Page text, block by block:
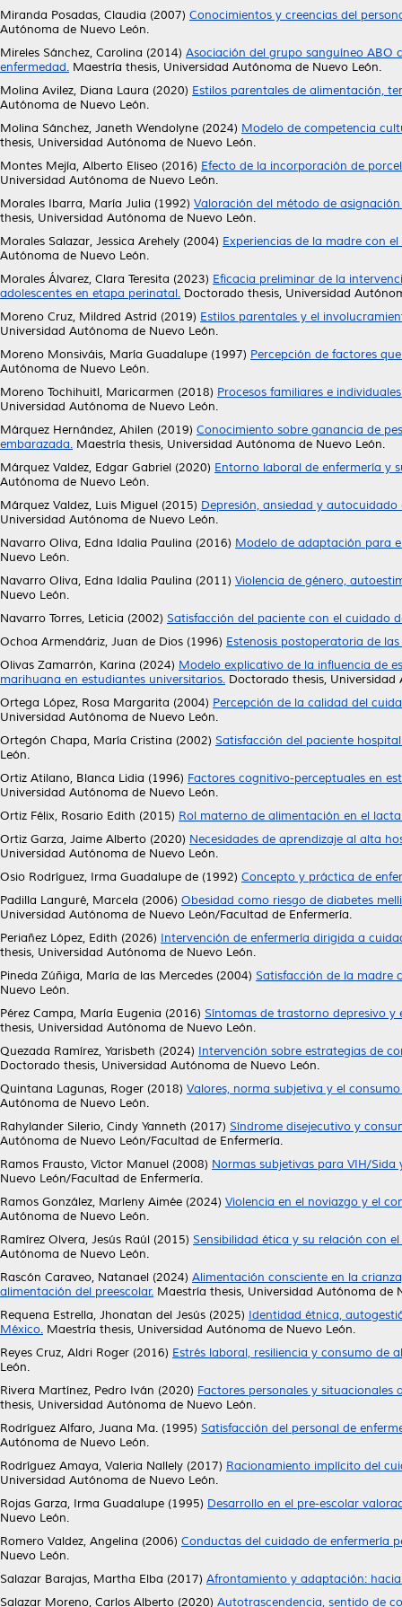
Miranda Posadas, Claudia (2007) Conocimientos y creencias del
Autónoma de Nuevo León.
Mireles Sánchez, Carolina (2014) Asociación del grupo sanguíneo ABO
enfermedad. Maestría thesis, Universidad Autónoma de Nuevo León.
Molina Avilez, Diana Laura (2020) Estilos parentales de alimentación,
Autónoma de Nuevo León.
Molina Sánchez, Janeth Wendolyne (2024) Modelo de competencia
thesis, Universidad Autónoma de Nuevo León.
Montes Mejía, Alberto Eliseo (2016) Efecto de la incorporación de
Universidad Autónoma de Nuevo León.
Morales Ibarra, María Julia (1992) Valoración del método de
thesis, Universidad Autónoma de Nuevo León.
Morales Salazar, Jessica Arehely (2004) Experiencias de la madre con
Autónoma de Nuevo León.
Morales Álvarez, Clara Teresita (2023) Eficacia preliminar de la
adolescentes en etapa perinatal. Doctorado thesis, Universidad
Moreno Cruz, Mildred Astrid (2019) Estilos parentales y el
Universidad Autónoma de Nuevo León.
Moreno Monsiváis, María Guadalupe (1997) Percepción de factores
Autónoma de Nuevo León.
Moreno Tochihuitl, Maricarmen (2018) Procesos familiares e
Universidad Autónoma de Nuevo León.
Márquez Hernández, Ahilen (2019) Conocimiento sobre ganancia de
embarazada. Maestría thesis, Universidad Autónoma de Nuevo León.
Márquez Valdez, Edgar Gabriel (2020) Entorno laboral de enfermería y
Autónoma de Nuevo León.
Márquez Valdez, Luis Miguel (2015) Depresión, ansiedad y
Universidad Autónoma de Nuevo León.
Navarro Oliva, Edna Idalia Paulina (2016) Modelo de adaptación para
Nuevo León.
Navarro Oliva, Edna Idalia Paulina (2011) Violencia de género,
Nuevo León.
Navarro Torres, Leticia (2002) Satisfacción del paciente con el cuidado
Ochoa Armendáriz, Juan de Dios (1996) Estenosis postoperatoria de
Olivas Zamarrón, Karina (2024) Modelo explicativo de la influencia de
marihuana en estudiantes universitarios. Doctorado thesis,
Ortega López, Rosa Margarita (2004) Percepción de la calidad del
Universidad Autónoma de Nuevo León.
Ortegón Chapa, María Cristina (2002) Satisfacción del paciente
León.
Ortiz Atilano, Blanca Lidia (1996) Factores cognitivo-perceptuales en
Universidad Autónoma de Nuevo León.
Ortiz Félix, Rosario Edith (2015) Rol materno de alimentación en el
Ortiz Garza, Jaime Alberto (2020) Necesidades de aprendizaje al alta
Universidad Autónoma de Nuevo León.
Osio Rodríguez, Irma Guadalupe de (1992) Concepto y práctica de
Padilla Languré, Marcela (2006) Obesidad como riesgo de diabetes
Universidad Autónoma de Nuevo León/Facultad de Enfermería.
Periañez López, Edith (2026) Intervención de enfermería dirigida a
thesis, Universidad Autónoma de Nuevo León.
Pineda Zúñiga, María de las Mercedes (2004) Satisfacción de la madre
Nuevo León.
Pérez Campa, María Eugenia (2016) Síntomas de trastorno depresivo
thesis, Universidad Autónoma de Nuevo León.
Quezada Ramírez, Yarisbeth (2024) Intervención sobre estrategias de
Doctorado thesis, Universidad Autónoma de Nuevo León.
Quintana Lagunas, Roger (2018) Valores, norma subjetiva y el
Autónoma de Nuevo León.
Rahylander Silerio, Cindy Yanneth (2017) Síndrome disejecutivo y
Autónoma de Nuevo León/Facultad de Enfermería.
Ramos Frausto, Víctor Manuel (2008) Normas subjetivas para VIH/Sida
Nuevo León/Facultad de Enfermería.
Ramos González, Marleny Aimée (2024) Violencia en el noviazgo y el
Autónoma de Nuevo León.
Ramírez Olvera, Jesús Raúl (2015) Sensibilidad ética y su relación con
Autónoma de Nuevo León.
Rascón Caraveo, Natanael (2024) Alimentación consciente en la
alimentación del preescolar. Maestría thesis, Universidad Autónoma de
Requena Estrella, Jhonatan del Jesús (2025) Identidad étnica,
México. Maestría thesis, Universidad Autónoma de Nuevo León.
Reyes Cruz, Aldri Roger (2016) Estrés laboral, resiliencia y consumo de
León.
Rivera Martínez, Pedro Iván (2020) Factores personales y situacionales
thesis, Universidad Autónoma de Nuevo León.
Rodríguez Alfaro, Juana Ma. (1995) Satisfacción del personal de
Autónoma de Nuevo León.
Rodríguez Amaya, Valeria Nallely (2017) Racionamiento implícito del
Universidad Autónoma de Nuevo León.
Rojas Garza, Irma Guadalupe (1995) Desarrollo en el pre-escolar
Nuevo León.
Romero Valdez, Angelina (2006) Conductas del cuidado de enfermería
Nuevo León.
Salazar Barajas, Martha Elba (2017) Afrontamiento y adaptación:
Salazar Moreno, Carlos Alberto (2020) Autotrascendencia, sentido de